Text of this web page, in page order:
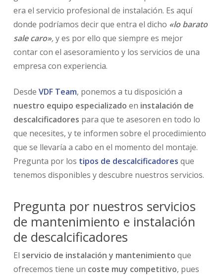
era el servicio profesional de instalación. Es aquí
donde podríamos decir que entra el dicho «lo barato
sale caro»,y es por ello que siempre es mejor
contar con el asesoramiento y los servicios de una
empresa con experiencia.
Desde VDF Team, ponemos a tu disposición a
nuestro equipo especializado en instalación de
descalcificadores para que te asesoren en todo lo
que necesites, y te informen sobre el procedimiento
que se llevaría a cabo en el momento del montaje.
Pregunta por los tipos de descalcificadores que
tenemos disponibles y descubre nuestros servicios.
Pregunta por nuestros servicios
de mantenimiento e instalación
de descalcificadores
El servicio de instalación y mantenimiento que
ofrecemos tiene un coste muy competitivo, pues